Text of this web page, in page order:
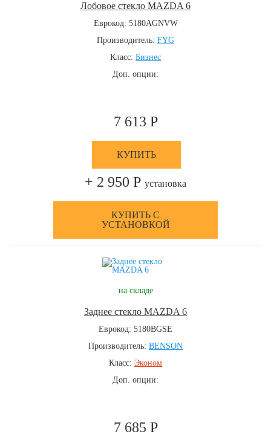
Лобовое стекло MAZDA 6
Еврокод: 5180AGNVW
Производитель: FYG
Класс: Бизнес
Доп. опции:
7 613 Р
КУПИТЬ
+ 2 950 Р установка
КУПИТЬ С
УСТАНОВКОЙ
на складе
Заднее стекло MAZDA 6
Еврокод: 5180BGSE
Производитель: BENSON
Класс: Эконом
Доп. опции:
7 685 Р